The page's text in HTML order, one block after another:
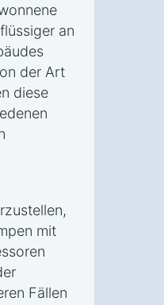
an
der Art
diese
mit
Fällen